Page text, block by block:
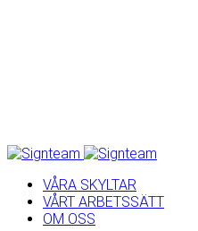
VÅRA SKYLTAR
VÅRT ARBETSSÄTT
OM OSS